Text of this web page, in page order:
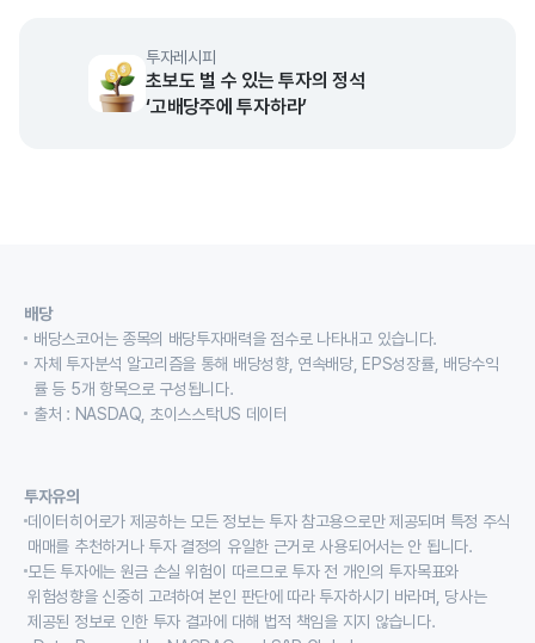
투자레시피
초보도 벌 수 있는 투자의 정석
‘고배당주에 투자하라’
배당
배당스코어는 종목의 배당투자매력을 점수로 나타내고 있습니다.
자체 투자분석 알고리즘을 통해 배당성향, 연속배당, EPS성장률, 배당수익
률 등 5개 항목으로 구성됩니다.
출처 : NASDAQ, 초이스스탁US 데이터
투자유의
데이터히어로가 제공하는 모든 정보는 투자 참고용으로만 제공되며 특정 주식
매매를 추천하거나 투자 결정의 유일한 근거로 사용되어서는 안 됩니다.
모든 투자에는 원금 손실 위험이 따르므로 투자 전 개인의 투자목표와
위험성향을 신중히 고려하여 본인 판단에 따라 투자하시기 바라며, 당사는
제공된 정보로 인한 투자 결과에 대해 법적 책임을 지지 않습니다.